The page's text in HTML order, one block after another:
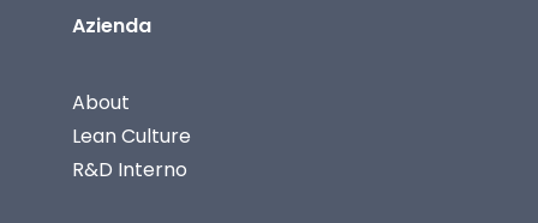
Azienda
About
Lean Culture
R&D Interno